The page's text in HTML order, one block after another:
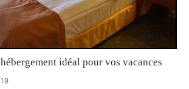
idéal pour vos vacances